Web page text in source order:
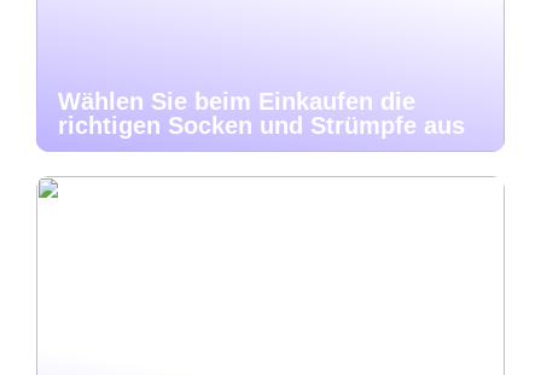
Wählen Sie beim Einkaufen die
richtigen Socken und Strümpfe aus